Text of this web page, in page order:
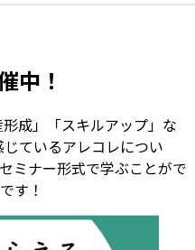
中！
成」「スキルアップ」な
ているアレコレについ
ミナー形式で学ぶことがで
す！